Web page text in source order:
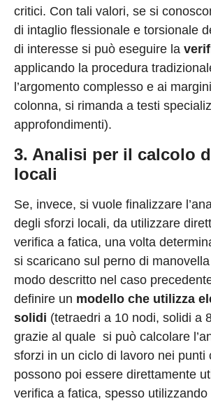
critici. Con tali valori, se si
di intaglio flessionale e torsionale
di interesse si può eseguire la
applicando la procedura
l’argomento complesso e ai
colonna, si rimanda a testi
approfondimenti).
3. Analisi per il calcolo
locali
Se, invece, si vuole finalizzare
degli sforzi locali, da utilizzare
verifica a fatica, una volta
si scaricano sul perno di
modo descritto nel caso
definire un modello che utilizza
solidi (tetraedri a 10 nodi, solidi a
grazie al quale si può calcolare
sforzi in un ciclo di lavoro nei punti
possono poi essere direttamente
verifica a fatica, spesso